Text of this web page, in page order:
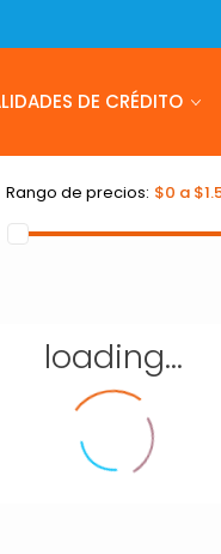
DE CRÉDITO
Rango de precios: $0 a
loading...